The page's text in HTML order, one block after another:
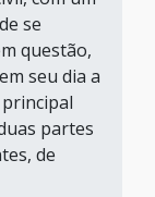
se
questão,
seu dia a
partes
de